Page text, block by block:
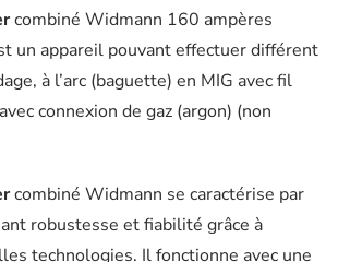
combiné Widmann 160 ampères
un appareil pouvant effectuer différent
à l’arc (baguette) en MIG avec fil
connexion de gaz (argon) (non
combiné Widmann se caractérise par
robustesse et fiabilité grâce à
technologies. Il fonctionne avec une